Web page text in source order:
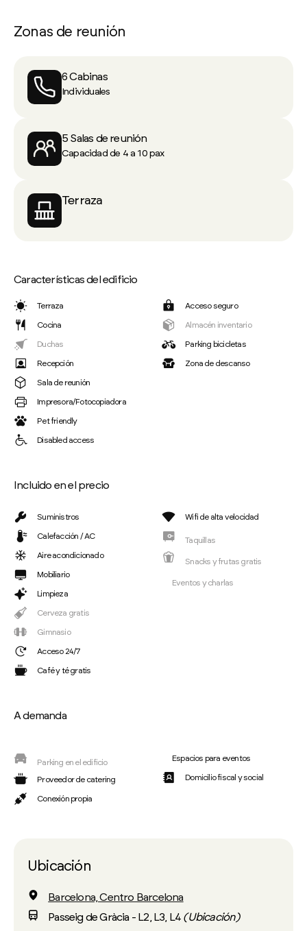
Zonas de reunión
6 Cabinas
Individuales
5 Salas de reunión
Capacidad de 4 a 10 pax
Terraza
Características del edificio
Terraza
Cocina
Duchas
Recepción
Acceso seguro
Almacén inventario
Parking bicicletas
Zona de descanso
Sala de reunión
Impresora/Fotocopiadora
Pet friendly
Disabled access
Incluido en el precio
Suministros
Calefacción / AC
Aire acondicionado
Mobiliario
Limpieza
Wifi de alta velocidad
Taquillas
Snacks y frutas gratis
Eventos y charlas
Cerveza gratis
Gimnasio
Acceso 24/7
Café y té gratis
A demanda
Parking en el edificio
Proveedor de catering
Espacios para eventos
Domicilio fiscal y social
Conexión propia
Ubicación
Barcelona, Centro Barcelona
Passeig de Gràcia - L2, L3, L4 (Ubicación)